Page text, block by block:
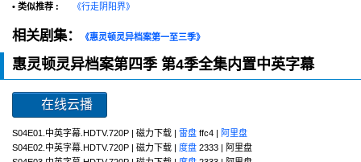
• 类似推荐 : 《行走阴阳界》
相关剧集： 《惠灵顿灵异档案第一至三季》
惠灵顿灵异档案第四季 第4季全集内置中英字幕
在线云播
S04E01.中英字幕.HDTV.720P | 磁力下载 | 雷盘 ffc4 | 阿里盘
S04E02.中英字幕.HDTV.720P | 磁力下载 | 度盘 2333 | 阿里盘